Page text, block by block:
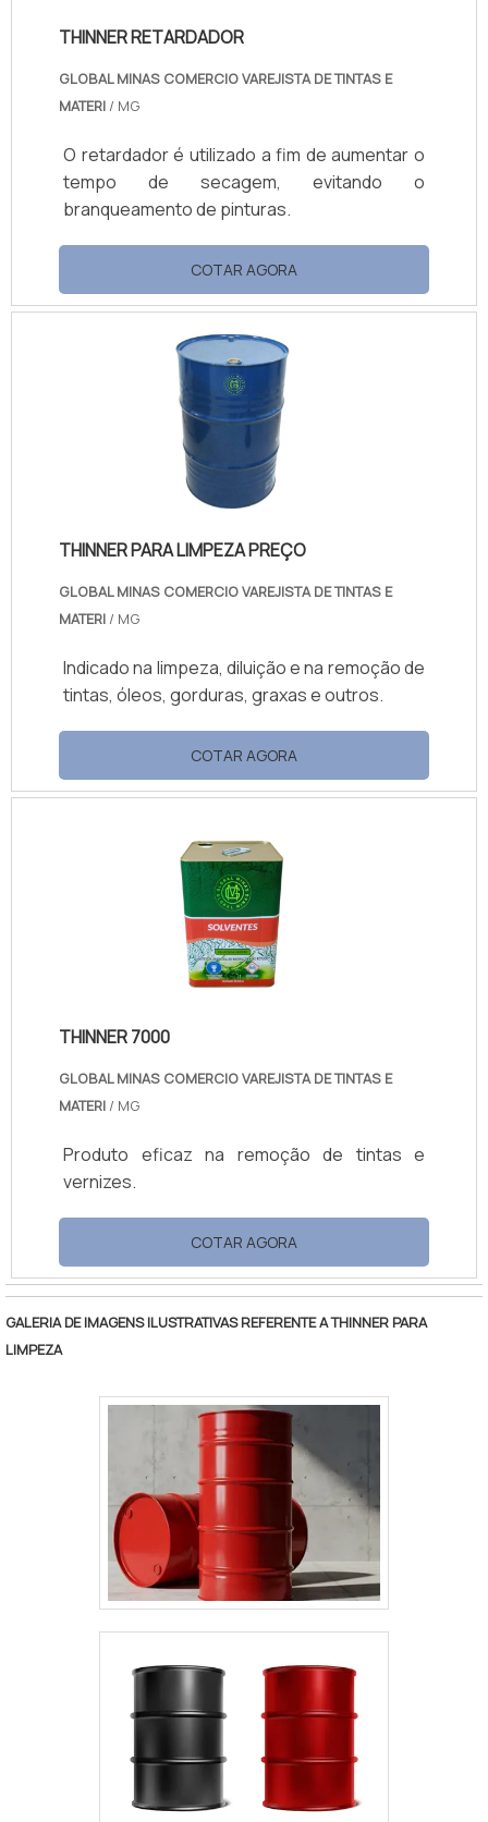
THINNER RETARDADOR
GLOBAL MINAS COMERCIO VAREJISTA DE TINTAS E
MATERI / MG
O retardador é utilizado a fim de aumentar o
tempo de secagem, evitando o
branqueamento de pinturas.
COTAR AGORA
THINNER PARA LIMPEZA PREÇO
GLOBAL MINAS COMERCIO VAREJISTA DE TINTAS E
MATERI / MG
Indicado na limpeza, diluição e na remoção de
tintas, óleos, gorduras, graxas e outros.
COTAR AGORA
THINNER 7000
GLOBAL MINAS COMERCIO VAREJISTA DE TINTAS E
MATERI / MG
Produto eficaz na remoção de tintas e
vernizes.
COTAR AGORA
GALERIA DE IMAGENS ILUSTRATIVAS REFERENTE A THINNER PARA
LIMPEZA